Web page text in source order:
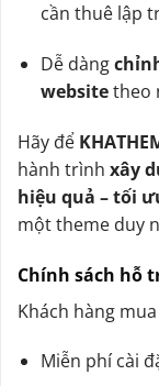
cần thuê lập
Dễ dàng
websitetheo
Hãy để
hành trình xây
hiệu quả – tối
một theme duy
Chính sách hỗ
Khách hàng
Miễn phí cài